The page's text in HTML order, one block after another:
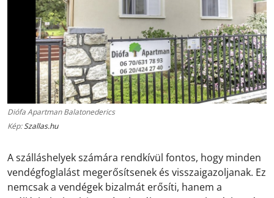
Diófa Apartman Balatonederics
Kép:Szallas.hu
A szálláshelyek számára rendkívül fontos, hogy minden
vendégfoglalást megerősítsenek és visszaigazoljanak. Ez
nemcsak a vendégek bizalmát erősíti, hanem a